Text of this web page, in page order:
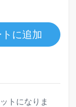
に追加
トになりま